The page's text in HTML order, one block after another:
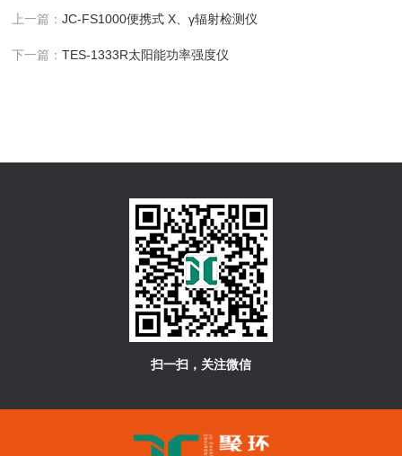
上一篇：JC-FS1000便携式 X、γ辐射检测仪
下一篇：TES-1333R太阳能功率强度仪
扫一扫，关注微信